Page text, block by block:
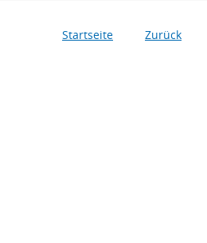
Startseite Zurück